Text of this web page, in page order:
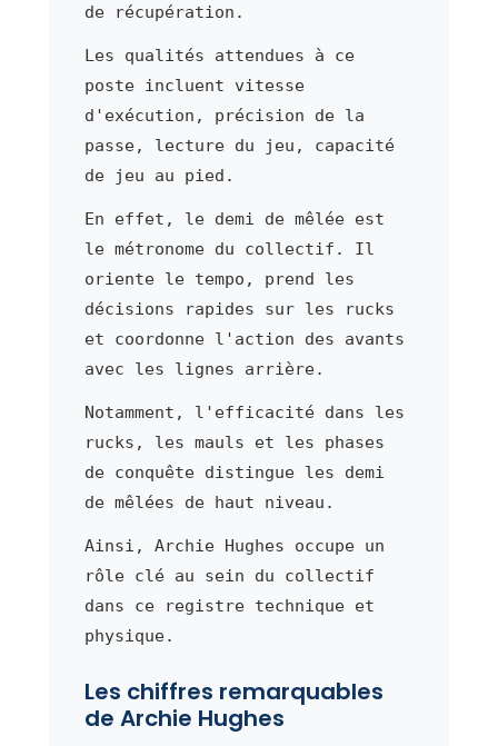
de récupération.
Les qualités attendues à ce
poste incluent vitesse
d'exécution, précision de la
passe, lecture du jeu, capacité
de jeu au pied.
En effet, le demi de mêlée est
le métronome du collectif. Il
oriente le tempo, prend les
décisions rapides sur les rucks
et coordonne l'action des avants
avec les lignes arrière.
Notamment, l'efficacité dans les
rucks, les mauls et les phases
de conquête distingue les demi
de mêlées de haut niveau.
Ainsi, Archie Hughes occupe un
rôle clé au sein du collectif
dans ce registre technique et
physique.
Les chiffres remarquables
de Archie Hughes